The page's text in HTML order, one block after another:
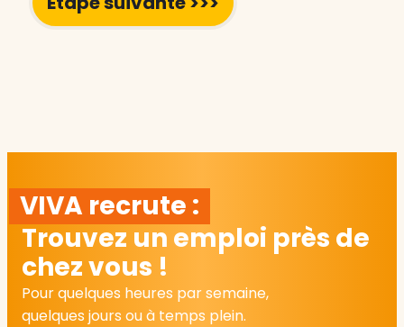
VIVA recrute :
Trouvez un emploi près de
chez vous !
Pour quelques heures par semaine,
quelques jours ou à temps plein.